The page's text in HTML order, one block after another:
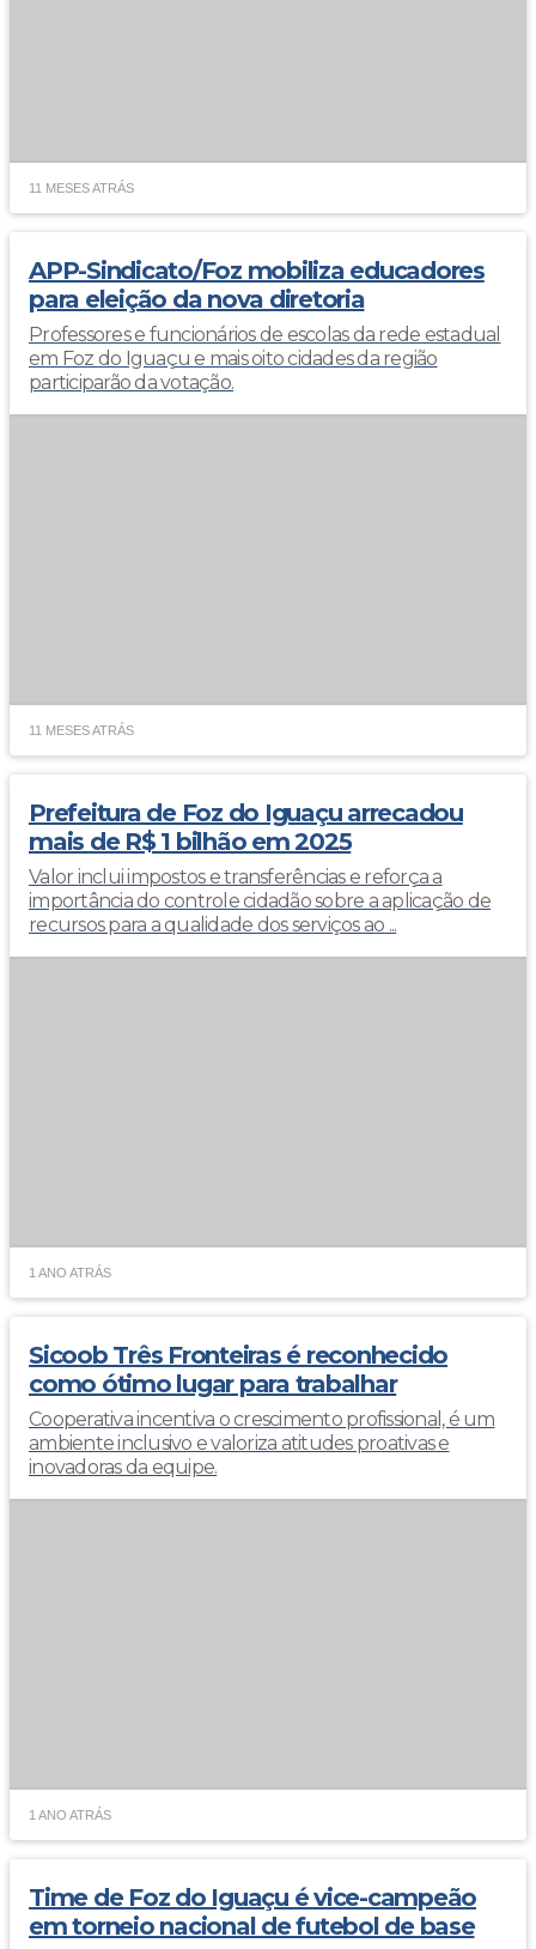
11 MESES ATRÁS
APP-Sindicato/Foz mobiliza educadores
para eleição da nova diretoria
Professores e funcionários de escolas da rede estadual
em Foz do Iguaçu e mais oito cidades da região
participarão da votação.
11 MESES ATRÁS
Prefeitura de Foz do Iguaçu arrecadou
mais de R$ 1 bilhão em 2025
Valor inclui impostos e transferências e reforça a
importância do controle cidadão sobre a aplicação de
recursos para a qualidade dos serviços ao ...
1 ANO ATRÁS
Sicoob Três Fronteiras é reconhecido
como ótimo lugar para trabalhar
Cooperativa incentiva o crescimento profissional, é um
ambiente inclusivo e valoriza atitudes proativas e
inovadoras da equipe.
1 ANO ATRÁS
Time de Foz do Iguaçu é vice-campeão
em torneio nacional de futebol de base